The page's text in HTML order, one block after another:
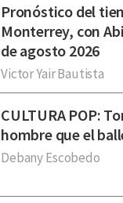
Pronóstico del
Monterrey, con
de agosto 2026
Victor Yair Bautista
CULTURA POP:
hombre que el
Debany Escobedo